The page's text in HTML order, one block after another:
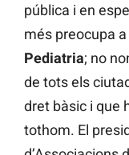
pública i en
més preocupa a
Pediatria; no
de tots els
dret bàsic i que
tothom. El